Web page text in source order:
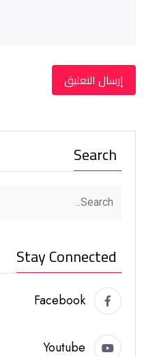
Search
Stay Connected
Facebook
Youtube